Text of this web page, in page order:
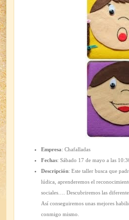
Empresa: Chafalladas
Fechas: Sábado 17 de mayo a las
Descripción: Este taller busca que
lúdica, aprenderemos el
sociales…. Descubriremos las
Así conseguiremos unas mejores
conmigo mismo.